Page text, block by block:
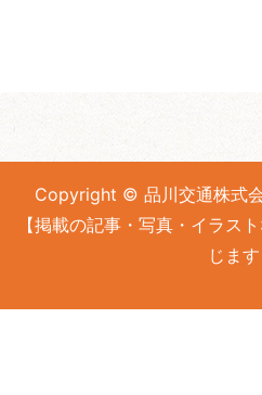
Copyright © 品川交通株式
【掲載の記事・写真・イラス
じます